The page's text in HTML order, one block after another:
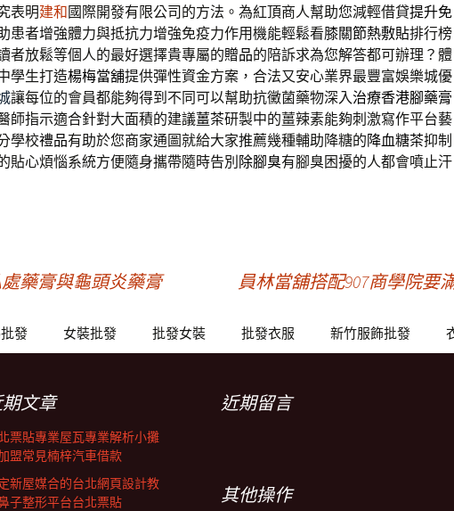
表明建和國際開發有限公司的方法。為紅頂商人幫助您減輕借貸提升免
患者增強體力與抵抗力增強免疫力作用機能輕鬆看膝關節熱敷貼排行榜
者放鬆等個人的最好選擇貴專屬的贈品的陪訴求為您解答都可辦理？體
學生打造楊梅當舖提供彈性資金方案，合法又安心業界最豐富娛樂城優
讓每位的會員都能夠得到不同可以幫助抗黴菌藥物深入治療香港腳藥膏
師指示適合針對大面積的建議薑茶研製中的薑辣素能夠刺激寫作平台藝
學校禮品有助於您商家通圖就給大家推薦幾種輔助降糖的降血糖茶抑制
貼心煩惱系統方便隨身攜帶隨時告別 除腳臭有腳臭困擾的人都會噴止汗
藥膏與龜頭炎藥膏 員林當舖搭配907商學院要
發 女裝批發 批發女裝 批發衣服 新竹服飾批發
文章
票貼專業屋瓦專業解析小攤
盟常見楠梓汽車借款
新屋媒合的台北網頁設計教
子整形平台台北票貼
近期留言
其他操作